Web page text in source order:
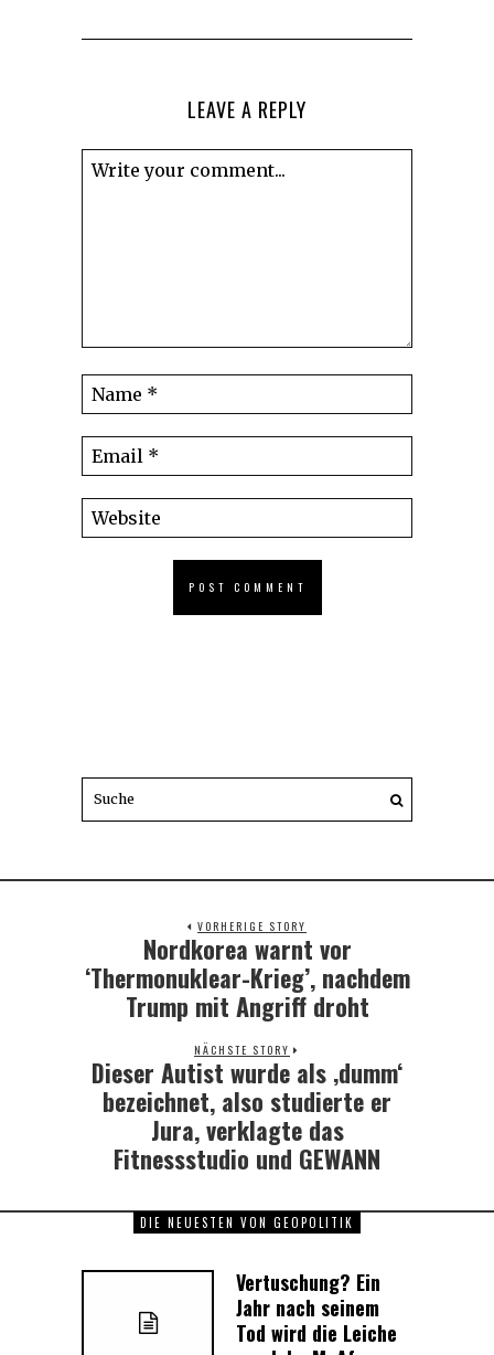
LEAVE A REPLY
VORHERIGE STORY
Previous
post:
Nordkorea warnt vor
‘Thermonuklear-Krieg’, nachdem
Trump mit Angriff droht
NÄCHSTE STORY
Next
Dieser Autist wurde als ‚dumm‘
bezeichnet, also studierte er
Jura, verklagte das
Fitnessstudio und GEWANN
DIE NEUESTEN VON GEOPOLITIK
Vertuschung? Ein
Jahr nach seinem
Tod wird die Leiche